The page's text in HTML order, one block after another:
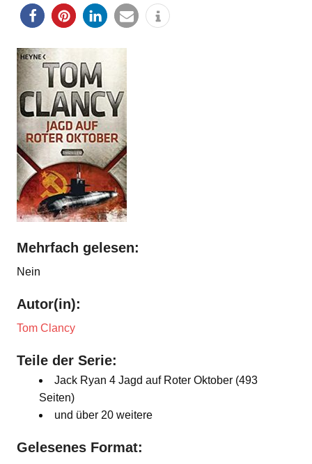
Mehrfach gelesen:
Nein
Autor(in):
Tom Clancy
Teile der Serie:
Jack Ryan 4 Jagd auf Roter Oktober (493
Seiten)
und über 20 weitere
Gelesenes Format: